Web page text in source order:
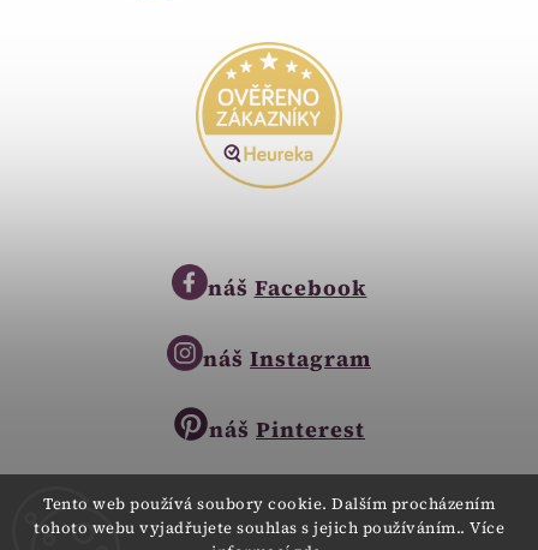
Tento web používá soubory cookie. Dalším procházením
tohoto webu vyjadřujete souhlas s jejich používáním.. Více
náš Facebook
náš Instagram
náš Pinterest
Copyright © 2023